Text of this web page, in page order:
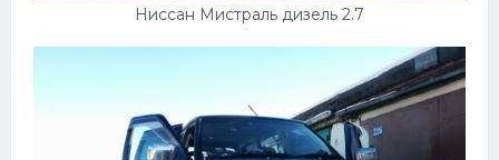
Ниссан Мистраль дизель 2.7